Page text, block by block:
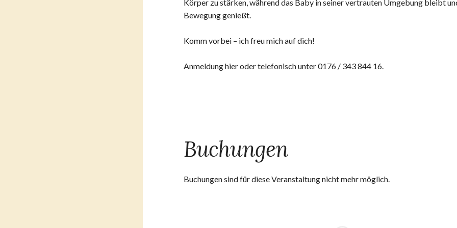
Körper zu stärken, während das Baby in seiner vertrauten Umgebung bleibt
Bewegung genießt.
Komm vorbei – ich freu mich auf dich!
Anmeldung hier oder telefonisch unter 0176 / 343 844 16.
Buchungen
Buchungen sind für diese Veranstaltung nicht mehr möglich.